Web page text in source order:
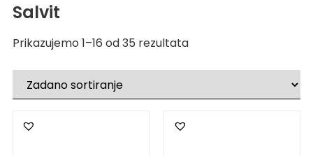
Salvit
Prikazujemo 1–16 od 35 rezultata